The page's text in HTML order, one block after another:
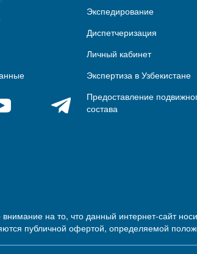
Экспедирование
Диспетчеризация
Личный кабинет
Экспертиза в Узбекистане
Предоставление
состава
на то, что данный интернет-сайт
публичной офертой, определяемой